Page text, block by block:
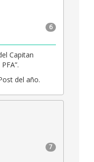
6
Capitan
del año.
7